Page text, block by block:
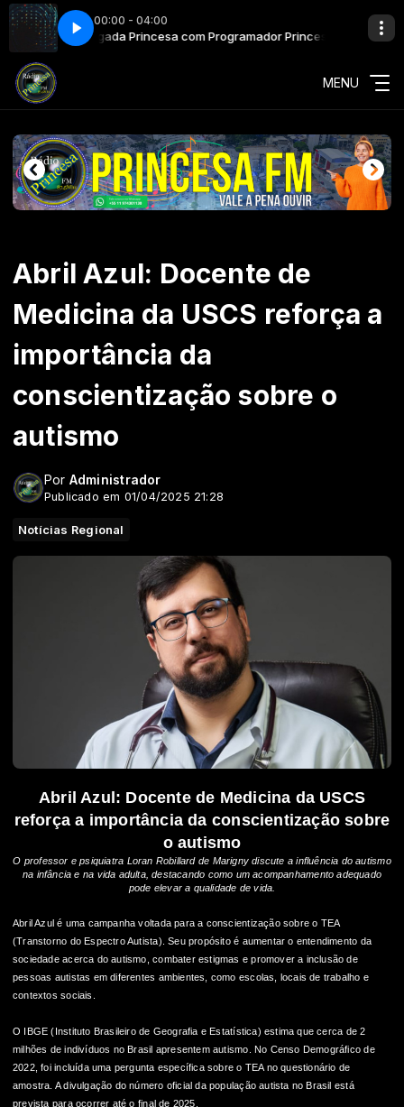
00:00 - 04:00
Madrugada Princesa com Programador Princesa FM
MENU
Abril Azul: Docente de
Medicina da USCS reforça a
importância da
conscientização sobre o
autismo
Por Administrador
Publicado em 01/04/2025 21:28
Notícias Regional
Abril Azul: Docente de Medicina da USCS
reforça a importância da conscientização sobre
o autismo
O professor e psiquiatra Loran Robillard de Marigny discute a influência do autismo
na infância e na vida adulta, destacando como um acompanhamento adequado
pode elevar a qualidade de vida.
Abril Azul é uma campanha voltada para a conscientização sobre o TEA
(Transtorno do Espectro Autista). Seu propósito é aumentar o entendimento da
sociedade acerca do autismo, combater estigmas e promover a inclusão de
pessoas autistas em diferentes ambientes, como escolas, locais de trabalho e
contextos sociais.
O IBGE (Instituto Brasileiro de Geografia e Estatística) estima que cerca de 2
milhões de indivíduos no Brasil apresentem autismo. No Censo Demográfico de
2022, foi incluída uma pergunta específica sobre o TEA no questionário de
amostra. A divulgação do número oficial da população autista no Brasil está
prevista para ocorrer até o final de 2025.